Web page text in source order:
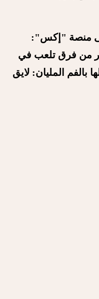
منصة "إكس":
من فرق تلعب في
بالفم المليان: لايق